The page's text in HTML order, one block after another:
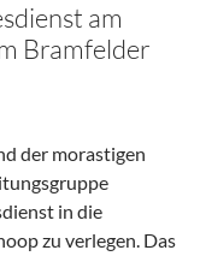
am
Bramfelder
der morastigen
in die
zu verlegen. Das